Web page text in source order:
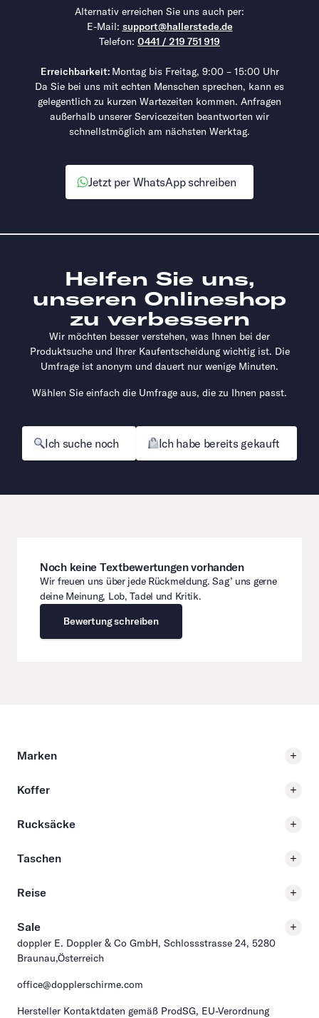
Alternativ erreichen Sie uns auch per:
E-Mail: support@hallerstede.de
Telefon: 0441 / 219 751 919
Erreichbarkeit: Montag bis Freitag, 9:00 – 15:00 Uhr
Da Sie bei uns mit echten Menschen sprechen, kann es
gelegentlich zu kurzen Wartezeiten kommen. Anfragen
außerhalb unserer Servicezeiten beantworten wir
schnellstmöglich am nächsten Werktag.
Jetzt per WhatsApp schreiben
Helfen Sie uns,
unseren Onlineshop
zu verbessern
Wir möchten besser verstehen, was Ihnen bei der
Produktsuche und Ihrer Kaufentscheidung wichtig ist. Die
Umfrage ist anonym und dauert nur wenige Minuten.
Wählen Sie einfach die Umfrage aus, die zu Ihnen passt.
Ich suche noch Ich habe bereits gekauft
Noch keine Textbewertungen vorhanden
Wir freuen uns über jede Rückmeldung. Sag’ uns gerne
deine Meinung, Lob, Tadel und Kritik.
Bewertung schreiben
Marken
Koffer
Rucksäcke
Taschen
Reise
Sale
doppler E. Doppler & Co GmbH, Schlossstrasse 24, 5280
Braunau,Österreich
office@dopplerschirme.com
Hersteller Kontaktdaten gemäß ProdSG, EU-Verordnung